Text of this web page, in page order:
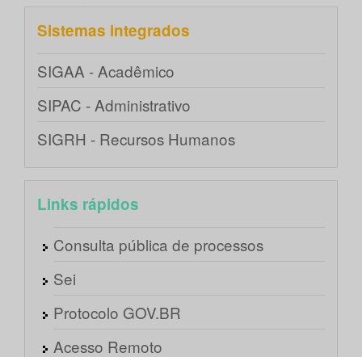
Sistemas integrados
SIGAA - Acadêmico
SIPAC - Administrativo
SIGRH - Recursos Humanos
Links rápidos
Consulta pública de processos
Sei
Protocolo GOV.BR
Acesso Remoto